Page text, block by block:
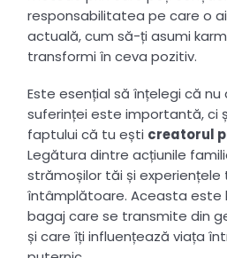
responsabilitatea pe care o
actuală, cum să-ți asumi
transformi în ceva pozitiv.
Este esențial să înțelegi că
suferinței este importantă, ci
faptului că tu ești creatorul
Legătura dintre acțiunile
strămoșilor tăi și
întâmplătoare. Aceasta este
bagaj care se transmite din
și care îți influențează viața